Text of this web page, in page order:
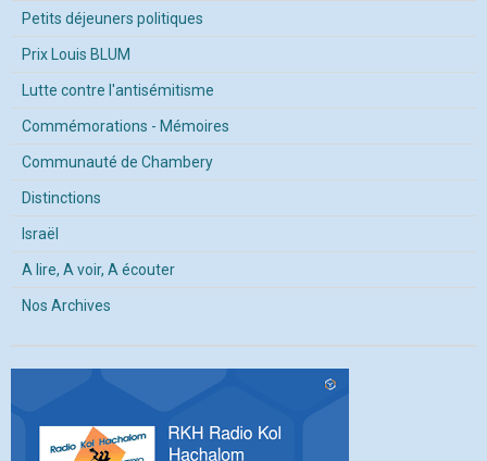
Petits déjeuners politiques
Prix Louis BLUM
Lutte contre l'antisémitisme
Commémorations - Mémoires
Communauté de Chambery
Distinctions
Israël
A lire, A voir, A écouter
Nos Archives